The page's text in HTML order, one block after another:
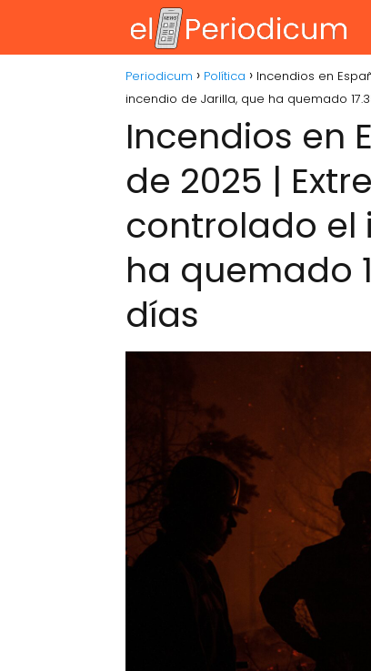
Periodicum Política
Incendios en
incendio de Jarilla, que ha quemado
Incendios en
de 2025 |
controlado el
ha quemado
días